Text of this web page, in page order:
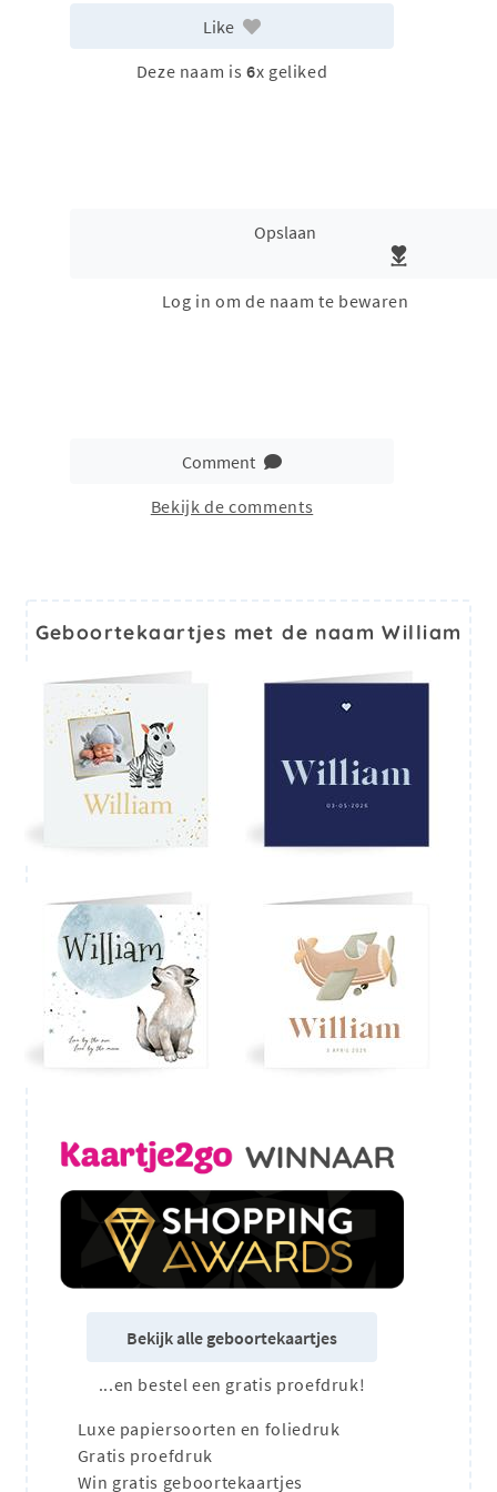
Like
Deze naam is 6x geliked
Opslaan
Log in om de naam te bewaren
Comment
Bekijk de comments
Geboortekaartjes met de naam William
Bekijk alle geboortekaartjes
...en bestel een gratis proefdruk!
Luxe papiersoorten en foliedruk
Gratis proefdruk
Win gratis geboortekaartjes